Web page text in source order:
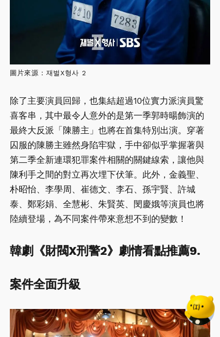
圖片來源：재벌X형사 2
除了主要演員回歸，也集結超過10位實力派演員驚
喜客串，其中最令人意外的是第一季郭時暘飾演的
最終大反派「陳勝主」也將在首集特別出演。穿著
囚服的陳勝主雖然身陷牢獄，手中卻似乎掌握著與
第二季全新連環犯罪案件相關的關鍵線索，讓他與
陳利手之間的對立再次埋下伏筆。此外，金義聖、
朴昭怡、李學周、崔德文、李石、孫宇賢、許城
泰、鄭彩娟、全慧彬、朱賢英、閔慶娥等演員也將
陸續登場，為不同案件帶來意想不到的變數！
韓劇《財閥X刑警2》劇情看點推薦9.
案件全面升級